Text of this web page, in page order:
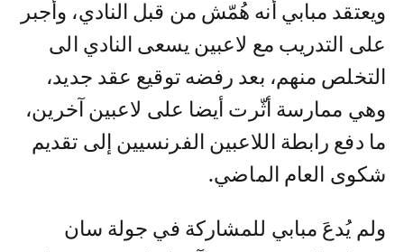
ويعتقد مبابي أنه هُمّش من قبل النادي، وأُجبر
على التدريب مع لاعبين يسعى النادي الى
التخلص منهم، بعد رفضه توقيع عقد جديد،
وهي ممارسة أثّرت أيضا على لاعبين آخرين،
ما دفع رابطة اللاعبين الفرنسيين إلى تقديم
شكوى العام الماضي.
ولم يُدعَ مبابي للمشاركة في جولة سان